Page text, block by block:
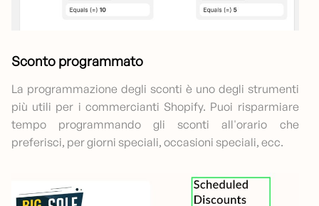
Sconto programmato
La programmazione degli sconti è uno degli strumenti
più utili per i commercianti Shopify. Puoi risparmiare
tempo programmando gli sconti all'orario che
preferisci, per giorni speciali, occasioni speciali, ecc.